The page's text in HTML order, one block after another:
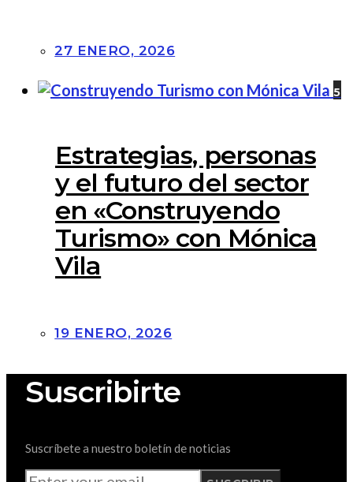
27 ENERO, 2026
5
Estrategias, personas
y el futuro del sector
en «Construyendo
Turismo» con Mónica
Vila
19 ENERO, 2026
Suscribirte
Suscríbete a nuestro boletín de noticias